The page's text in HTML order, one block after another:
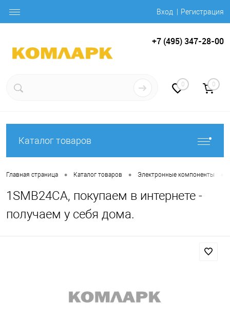
Вход Регистрация
+7 (495) 347-28-00
0 0
Каталог товаров
Главная страница • Каталог товаров • Электронные компоненты
1SMB24CA, покупаем в интернете -
получаем у себя дома.